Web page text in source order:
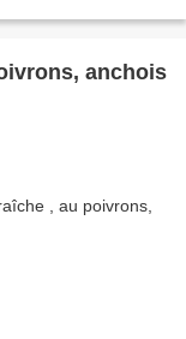
anchois